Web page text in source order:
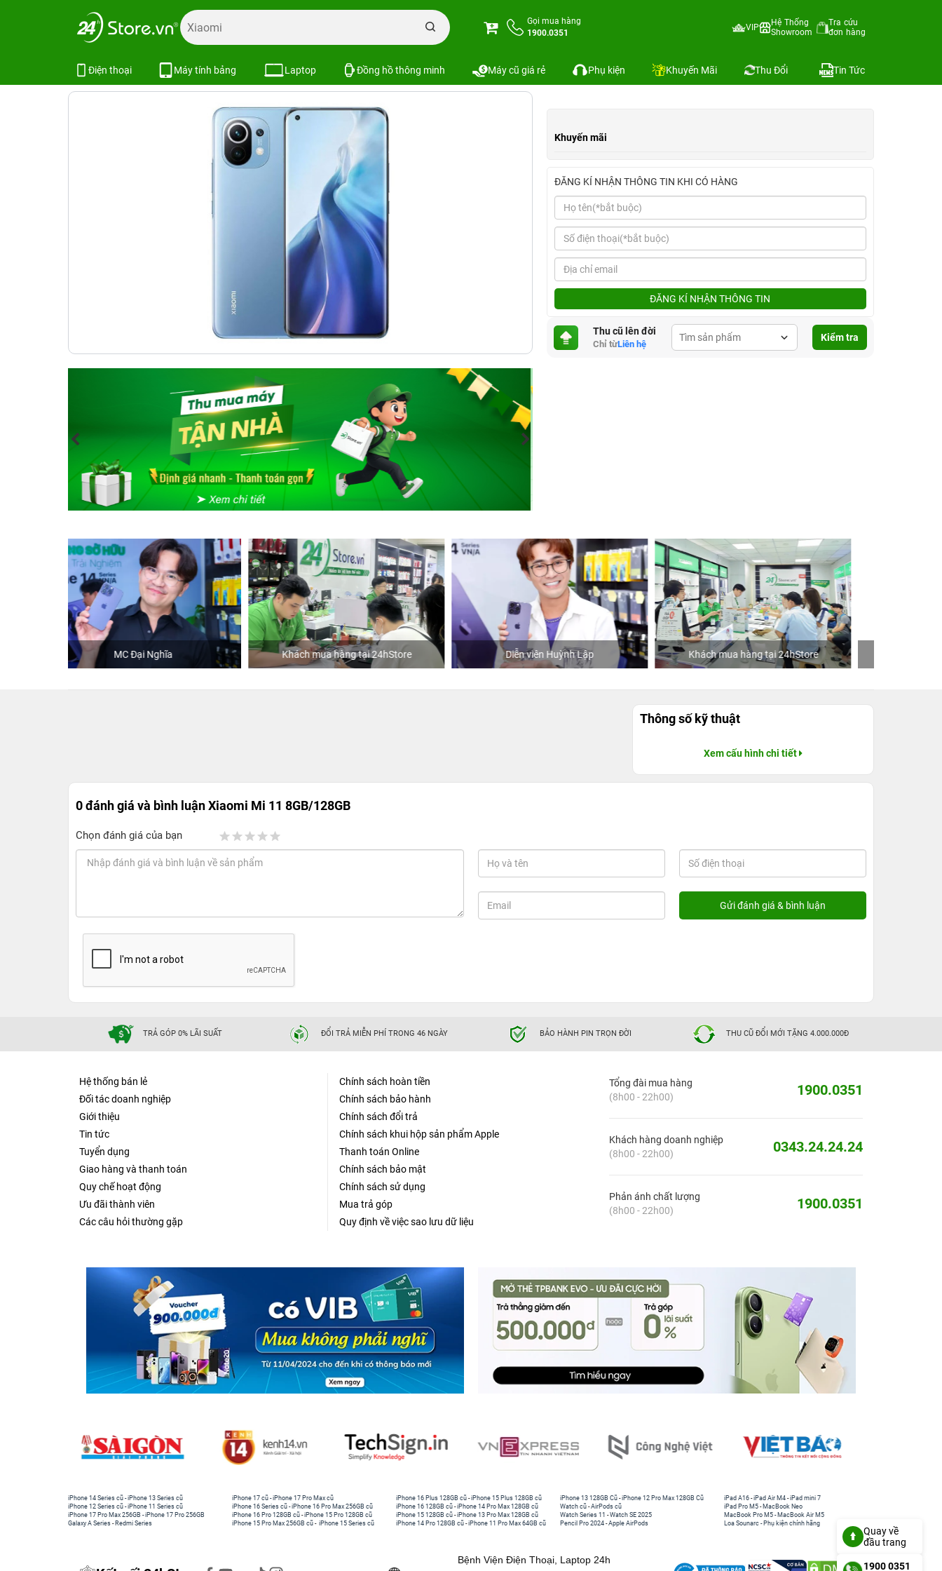
Gọi mua hàng
1900.0351
VIP
Hệ Thống
Showroom
Tra cứu
đơn hàng
Điện thoại Máy tính bảng Laptop Đồng hồ thông minh Máy cũ giá rẻ Phụ kiện Khuyến Mãi Thu Đổi Tin Tức
Trang chủ Xiaomi
Khuyến mãi
ĐĂNG KÍ NHẬN THÔNG TIN KHI CÓ HÀNG
ĐĂNG KÍ NHẬN THÔNG TIN
Thu cũ lên đời
Chỉ từLiên hệ
Kiểm tra
Khách mua hàng tại 24hStore Diễn viên Huỳnh Lập Khách mua hàng tại 24hStore Ca sĩ/Diễn viên Jun Phạm
Thông số kỹ thuật
Xem cấu hình chi tiết
0 đánh giá và bình luậnXiaomi Mi 11 8GB/128GB
Chọn đánh giá của bạn
TRẢ GÓP 0% LÃI SUẤT ĐỔI TRẢ MIỄN PHÍ TRONG 46 NGÀY BẢO HÀNH PIN TRỌN ĐỜI THU CŨ ĐỔI MỚI TẶNG 4.000.000Đ
Hệ thống bán lẻ
Đối tác doanh nghiệp
Giới thiệu
Tin tức
Tuyển dụng
Giao hàng và thanh toán
Quy chế hoạt động
Ưu đãi thành viên
Các câu hỏi thường gặp
Chính sách hoàn tiền
Chính sách bảo hành
Chính sách đổi trả
Chính sách khui hộp sản phẩm Apple
Thanh toán Online
Chính sách bảo mật
Chính sách sử dụng
Mua trả góp
Quy định về việc sao lưu dữ liệu
Tổng đài mua hàng
(8h00 - 22h00)
1900.0351
Khách hàng doanh nghiệp
(8h00 - 22h00)
0343.24.24.24
Phản ánh chất lượng
(8h00 - 22h00)
1900.0351
iPhone 14 Series cũ -iPhone 13 Series cũ
iPhone 12 Series cũ -iPhone 11 Series cũ
iPhone 17 Pro Max 256GB -iPhone 17 Pro 256GB
Galaxy A Series - Redmi Series
iPhone 17 cũ -iPhone 17 Pro Max cũ
iPhone 16 Series cũ - iPhone 16 Pro Max 256GB cũ
iPhone 16 Pro 128GB cũ -iPhone 15 Pro 128GB cũ
iPhone 15 Pro Max 256GB cũ - iPhone 15 Series cũ
iPhone 16 Plus 128GB cũ -iPhone 15 Plus 128GB cũ
iPhone 16 128GB cũ -iPhone 14 Pro Max 128GB cũ
iPhone 15 128GB cũ -iPhone 13 Pro Max 128GB cũ
iPhone 14 Pro 128GB cũ -iPhone 11 Pro Max 64GB cũ
iPhone 13 128GB Cũ -iPhone 12 Pro Max 128GB Cũ
Watch cũ -AirPods cũ
Watch Series 11 -Watch SE 2025
Pencil Pro 2024 -Apple AirPods
iPad A16 -iPad Air M4 -iPad mini 7
iPad Pro M5 - MacBook Neo
MacBook Pro M5 - MacBook Air M5
Loa Sounarc - Phụ kiện chính hãng
Bệnh Viện Điện Thoại, Laptop 24h
Quay về
đầu trang
1900 0351